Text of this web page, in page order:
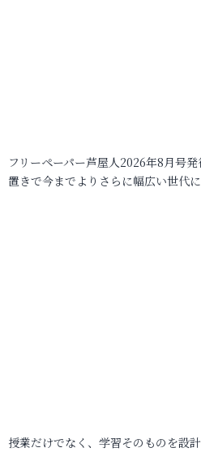
フリーペーパー芦屋人2026年8月号
置きで今までよりさらに幅広い世代
授業だけでなく、学習そのものを設